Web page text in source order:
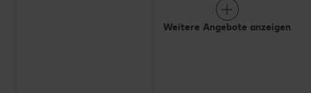
Weitere Angebote anzeigen